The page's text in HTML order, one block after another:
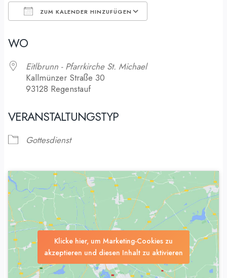
ZUM KALENDER HINZUFÜGEN
WO
Eitlbrunn - Pfarrkirche St. Michael
Kallmünzer Straße 30
93128 Regenstauf
VERANSTALTUNGSTYP
Gottesdienst
Klicke hier, um Marketing-Cookies zu
akzeptieren und diesen Inhalt zu aktivieren